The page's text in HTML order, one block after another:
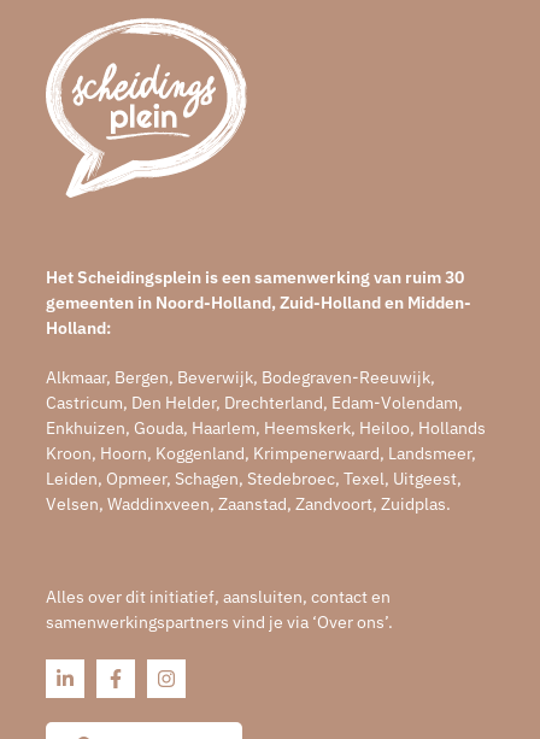
Het Scheidingsplein is een samenwerking van ruim 30
gemeenten in Noord-Holland, Zuid-Holland en Midden-
Holland:
Alkmaar, Bergen, Beverwijk, Bodegraven-Reeuwijk,
Castricum, Den Helder, Drechterland, Edam-Volendam,
Enkhuizen, Gouda, Haarlem, Heemskerk, Heiloo, Hollands
Kroon, Hoorn, Koggenland, Krimpenerwaard, Landsmeer,
Leiden, Opmeer, Schagen, Stedebroec, Texel, Uitgeest,
Velsen, Waddinxveen, Zaanstad, Zandvoort, Zuidplas.
Alles over dit initiatief, aansluiten, contact en
samenwerkingspartners vind je via ‘Over ons’.